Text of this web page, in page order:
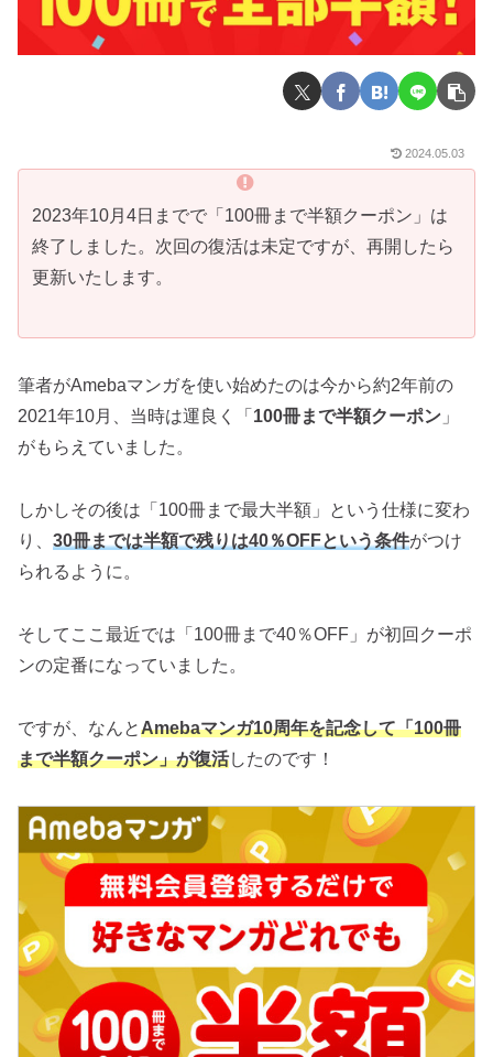
2024.05.03
2023年10月4日までで「100冊まで半額クーポン」は
終了しました。次回の復活は未定ですが、再開したら
更新いたします。
筆者がAmebaマンガを使い始めたのは今から約2年前の
2021年10月、当時は運良く「 100冊まで半額クーポン 」
がもらえていました。
しかしその後は「100冊まで最大半額」という仕様に変わ
り、 30冊までは半額で残りは40％OFFという条件がつけ
られるように。
そしてここ最近では「100冊まで40％OFF」が初回クーポ
ンの定番になっていました。
ですが、なんとAmebaマンガ10周年を記念して「100冊
まで半額クーポン」が復活したのです！